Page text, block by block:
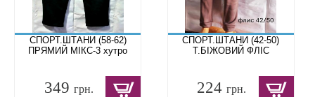
СПОРТ.ШТАНИ (58-62)
ПРЯМИЙ МІКС-3 хутро
349 грн.
СПОРТ.ШТАНИ (42-50)
Т.БІЖОВИЙ ФЛІС
224грн.